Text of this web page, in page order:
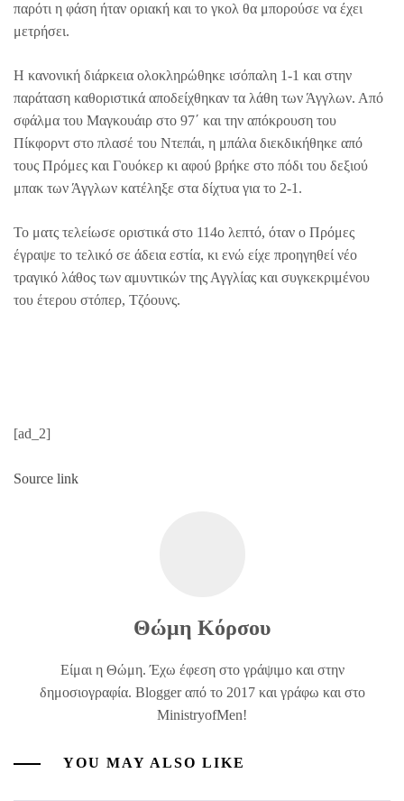
παρότι η φάση ήταν οριακή και το γκολ θα μπορούσε να έχει
μετρήσει.
Η κανονική διάρκεια ολοκληρώθηκε ισόπαλη 1-1 και στην
παράταση καθοριστικά αποδείχθηκαν τα λάθη των Άγγλων. Από
σφάλμα του Μαγκουάιρ στο 97΄ και την απόκρουση του
Πίκφορντ στο πλασέ του Ντεπάι, η μπάλα διεκδικήθηκε από
τους Πρόμες και Γουόκερ κι αφού βρήκε στο πόδι του δεξιού
μπακ των Άγγλων κατέληξε στα δίχτυα για το 2-1.
Το ματς τελείωσε οριστικά στο 114ο λεπτό, όταν ο Πρόμες
έγραψε το τελικό σε άδεια εστία, κι ενώ είχε προηγηθεί νέο
τραγικό λάθος των αμυντικών της Αγγλίας και συγκεκριμένου
του έτερου στόπερ, Τζόουνς.
[ad_2]
Source link
Θώμη Κόρσου
Είμαι η Θώμη. Έχω έφεση στο γράψιμο και στην
δημοσιογραφία. Blogger από το 2017 και γράφω και στο
MinistryofMen!
YOU MAY ALSO LIKE